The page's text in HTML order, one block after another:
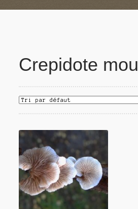
Crepidote mou